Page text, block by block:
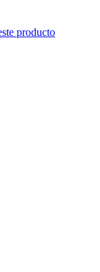
producto